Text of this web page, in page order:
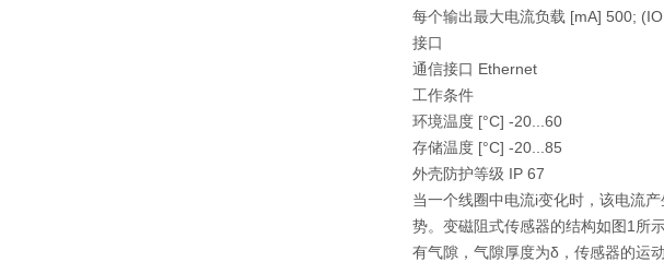
每个输出最大电流负载 [mA] 500;
接口
通信接口 Ethernet
工作条件
环境温度 [°C] -20...60
存储温度 [°C] -20...85
外壳防护等级 IP 67
当一个线圈中电流i变化时，该电流
势。变磁阻式传感器的结构如图1所
有气隙，气隙厚度为δ，传感器的运